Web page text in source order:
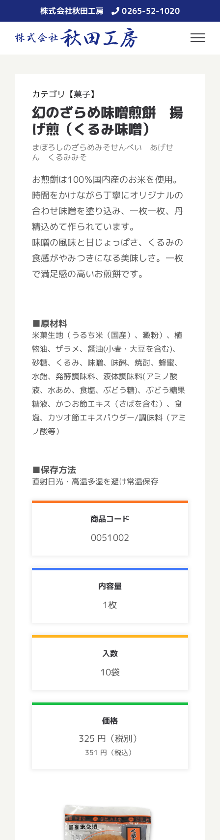
to
content
株式会社秋田工房 0265-52-1020
カテゴリ【菓子】
幻のざらめ味噌煎餅 揚
げ煎（くるみ味噌）
まぼろしのざらめみそせんべい あげせ
ん くるみみそ
お煎餅は100％国内産のお米を使用。
時間をかけながら丁寧にオリジナルの
合わせ味噌を塗り込み、一枚一枚、丹
精込めて作られています。
味噌の風味と甘じょっぱさ、くるみの
食感がやみつきになる美味しさ。一枚
で満足感の高いお煎餅です。
■原材料
米菓生地（うるち米（国産）、澱粉）、植
物油、ザラメ、醤油(小麦・大豆を含む)、
砂糖、くるみ、味噌、味醂、焼酎、蜂蜜、
水飴、発酵調味料、液体調味料(アミノ酸
液、水あめ、食塩、ぶどう糖)、ぶどう糖果
糖液、かつお節エキス（さばを含む）、食
塩、カツオ節エキスパウダー/調味料（アミ
ノ酸等）
■保存方法
直射日光・高温多湿を避け常温保存
商品コード
0051002
内容量
1枚
入数
10袋
価格
325 円（税別）
351 円（税込）